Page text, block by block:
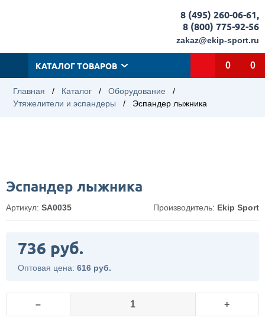
8 (495) 260-06-61,
8 (800) 775-92-56
zakaz@ekip-sport.ru
КАТАЛОГ ТОВАРОВ 0 0
Главная / Каталог / Оборудование
/
Утяжелители и эспандеры
/ Эспандер лыжника
Эспандер лыжника
Артикул: SA0035 Производитель: Ekip Sport
736 руб.
Оптовая цена: 616 руб.
– +